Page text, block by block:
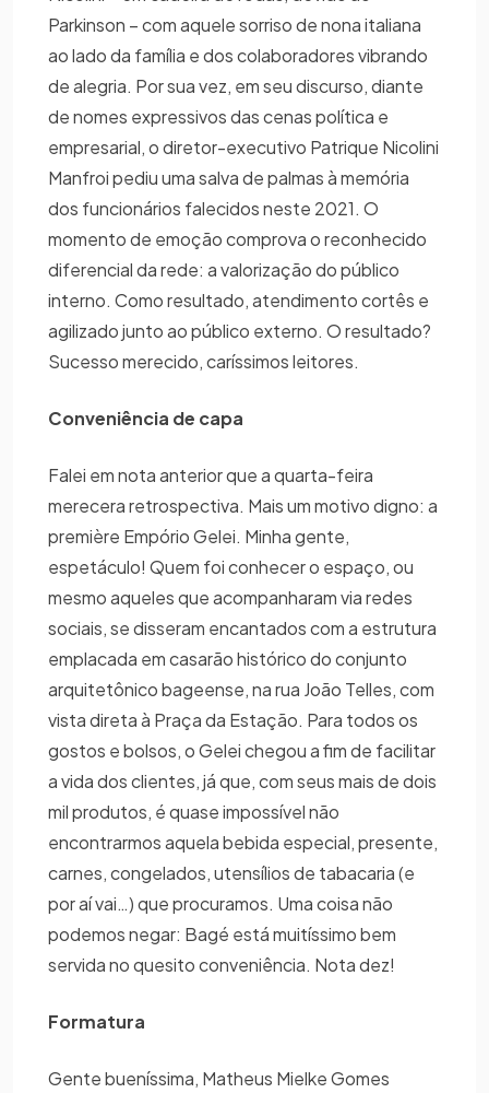
Parkinson – com aquele sorriso de nona italiana
ao lado da família e dos colaboradores vibrando
de alegria. Por sua vez, em seu discurso, diante
de nomes expressivos das cenas política e
empresarial, o diretor-executivo Patrique Nicolini
Manfroi pediu uma salva de palmas à memória
dos funcionários falecidos neste 2021. O
momento de emoção comprova o reconhecido
diferencial da rede: a valorização do público
interno. Como resultado, atendimento cortês e
agilizado junto ao público externo. O resultado?
Sucesso merecido, caríssimos leitores.
Conveniência de capa
Falei em nota anterior que a quarta-feira
merecera retrospectiva. Mais um motivo digno: a
première Empório Gelei. Minha gente,
espetáculo! Quem foi conhecer o espaço, ou
mesmo aqueles que acompanharam via redes
sociais, se disseram encantados com a estrutura
emplacada em casarão histórico do conjunto
arquitetônico bageense, na rua João Telles, com
vista direta à Praça da Estação. Para todos os
gostos e bolsos, o Gelei chegou a fim de facilitar
a vida dos clientes, já que, com seus mais de dois
mil produtos, é quase impossível não
encontrarmos aquela bebida especial, presente,
carnes, congelados, utensílios de tabacaria (e
por aí vai…) que procuramos. Uma coisa não
podemos negar: Bagé está muitíssimo bem
servida no quesito conveniência. Nota dez!
Formatura
Gente bueníssima, Matheus Mielke Gomes